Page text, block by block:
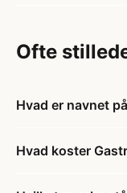
Ofte
Hvad er navnet
Hvad koster